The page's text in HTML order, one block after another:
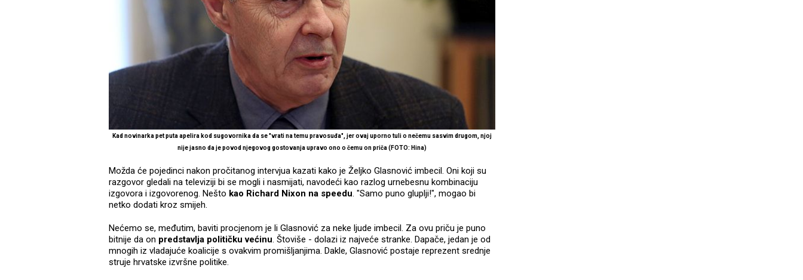
Kad novinarka pet puta apelira kod sugovornika da se "vrati na temu pravosuđa", jer ovaj uporno tuli o nečemu sasvim drugom, njoj
nije jasno da je povod njegovog gostovanja upravo ono o čemu on priča (FOTO: Hina)
Možda će pojedinci nakon pročitanog intervjua kazati kako je Željko Glasnović imbecil. Oni koji su
razgovor gledali na televiziji bi se mogli i nasmijati, navodeći kao razlog urnebesnu kombinaciju
izgovora i izgovorenog. Nešto kao Richard Nixon na speedu. "Samo puno gluplji!", mogao bi
netko dodati kroz smijeh.
Nećemo se, međutim, baviti procjenom je li Glasnović za neke ljude imbecil. Za ovu priču je puno
bitnije da on predstavlja političku većinu. Štoviše - dolazi iz najveće stranke. Dapače, jedan je od
mnogih iz vladajuće koalicije s ovakvim promišljanjima. Dakle, Glasnović postaje reprezent srednje
struje hrvatske izvršne politike.